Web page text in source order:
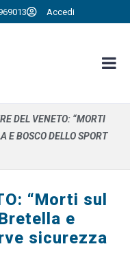
Accedi
DEL VENETO: “MORTI
E BOSCO DELLO SPORT
“Morti sul
e
sicurezza